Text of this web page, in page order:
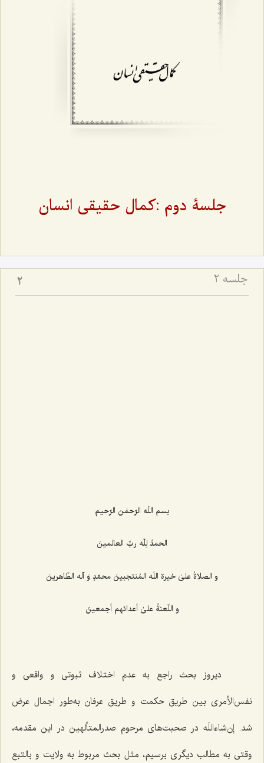
جلسۀ دوم :کمال حقیقی انسان
جلسه ۲ 2
بسم اللَه الرّحمٰن الرّحیم
الحمدُ لِلّه ربِّ العالمینَ
و الصلاةُ علیٰ خیرة اللَه المُنتجبینَ محمّدٍ وَ آله الطّاهرینَ
و اللّعنةُ علیٰ أعدائهم أجمعینَ
دیروز بحث راجع به عدم اختلاف ثبوتی و واقعی و
نفس‌الأمری بین طریق حکمت و طریق عرفان به‌طور اجمال عرض
شد. إن‌شاءاللَه در صحبت‌های مرحوم صدرالمتألهین در این مقدمه،
وقتی به مطالب دیگری برسیم، مثل بحث مربوط به ولایت و بالتبع